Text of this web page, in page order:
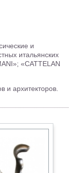
и
итальянских
«CATTELAN
и архитекторов.